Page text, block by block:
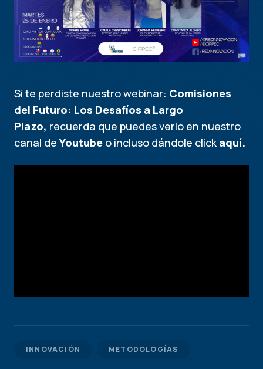
Si te perdiste nuestro webinar: Comisiones
del Futuro: Los Desafíos a Largo
Plazo, recuerda que puedes verlo en nuestro
canal de Youtube o incluso dándole click aquí.
INNOVACIÓN METODOLOGÍAS